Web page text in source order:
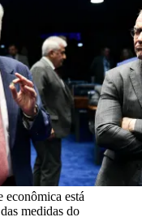
econômica está
medidas do